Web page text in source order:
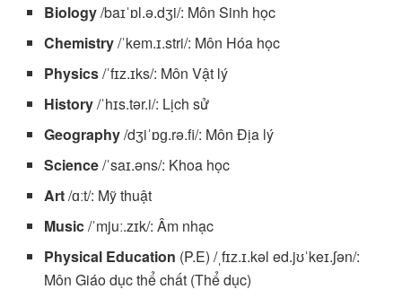
Biology/baɪˈɒl.ə.dʒi/: Môn Sinh học
Chemistry/ˈkem.ɪ.stri/: Môn Hóa học
Physics/ˈfɪz.ɪks/: Môn Vật lý
History/ˈhɪs.tər.i/: Lịch sử
Geography/dʒiˈɒɡ.rə.fi/: Môn Địa lý
Science/ˈsaɪ.əns/: Khoa học
Art/ɑːt/: Mỹ thuật
Music/ˈmjuː.zɪk/: Âm nhạc
Physical Education (P.E) /ˌfɪz.ɪ.kəl ed.jʊˈkeɪ.ʃən/:
Môn Giáo dục thể chất (Thể dục)